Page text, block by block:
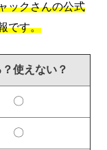
ックさんの公式
です。
使えない？
〇
〇